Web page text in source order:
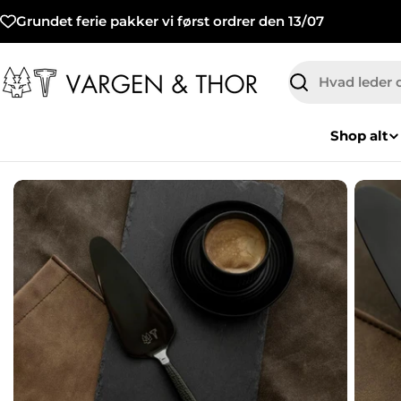
til
Grundet ferie pakker vi først ordrer den 13/07
Søg
Shop alt
Spring
til
produktinformation
Åbn medie 0 i modal Åbn